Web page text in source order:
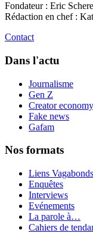
Fondateur : Eric
Rédaction en chef :
Contact
Dans l'actu
Journalisme
Gen Z
Creator economy
Fake news
Gafam
Nos formats
Liens Vagabonds
Enquêtes
Interviews
Evénements
La parole à…
Cahiers de